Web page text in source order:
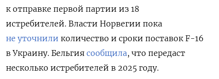
к отправке первой партии из 18
истребителей. Власти Норвегии пока
не уточнили количество и сроки поставок F-16
в Украину. Бельгия сообщила, что передаст
несколько истребителей в 2025 году.